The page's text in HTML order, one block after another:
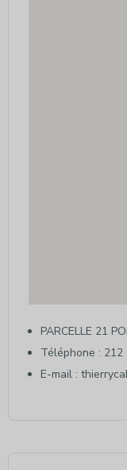
PARCELLE 21
Téléphone :
E-mail :